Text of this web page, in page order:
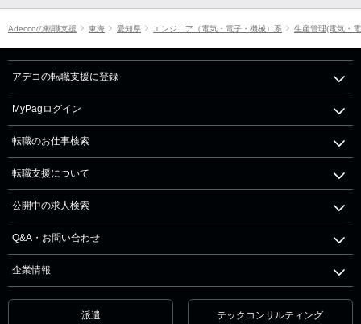
Adeccoの転職支援 東海 愛知県 エンジニア（電気・電子・機械）系 生産管理(電気・
アデコの転職支援に登録
MyPagログイン
転職のお仕事検索
転職支援について
公開中の求人検索
Q&A・お問い合わせ
企業情報
派遣 テックコンサルティング